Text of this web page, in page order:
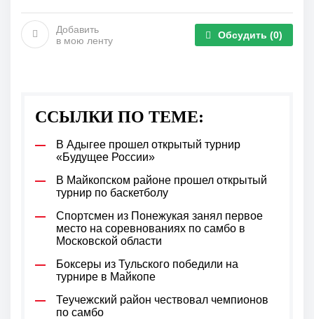
Добавить
в мою ленту
Обсудить (0)
ССЫЛКИ ПО ТЕМЕ:
В Адыгее прошел открытый турнир
«Будущее России»
В Майкопском районе прошел открытый
турнир по баскетболу
Спортсмен из Понежукая занял первое
место на соревнованиях по самбо в
Московской области
Боксеры из Тульского победили на
турнире в Майкопе
Теучежский район чествовал чемпионов
по самбо